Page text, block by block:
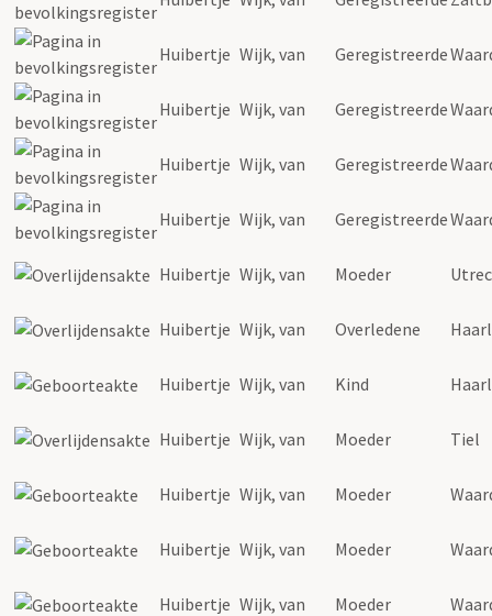
Huibertje Wijk, van Geregistreerde
Huibertje Wijk, van Geregistreerde
Huibertje Wijk, van Geregistreerde
Huibertje Wijk, van Geregistreerde
Huibertje Wijk, van Moeder
Huibertje Wijk, van Overledene
Huibertje Wijk, van Kind
Huibertje Wijk, van Moeder Tiel
Huibertje Wijk, van Moeder
Huibertje Wijk, van Moeder
Huibertje Wijk, van Moeder